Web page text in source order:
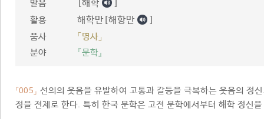
발음 [해학 ]
활용 해학만[해항만 ]
품사
「명사」
분야
『문학』
「005」 선의의 웃음을 유발하여 고통과 갈등을 극복하는 웃음의 정
정을 전제로 한다. 특히 한국 문학은 고전 문학에서부터 해학 정신